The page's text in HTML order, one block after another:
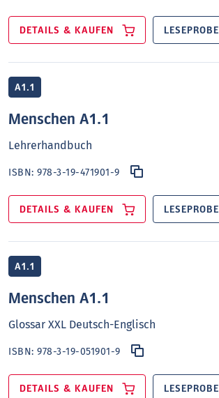
DETAILS & KAUFEN LESEPROBE
A1.1
Menschen A1.1
Lehrerhandbuch
ISBN:978-3-19-471901-9
DETAILS & KAUFEN LESEPROBE
A1.1
Menschen A1.1
Glossar XXL Deutsch-Englisch
ISBN:978-3-19-051901-9
DETAILS & KAUFEN LESEPROBE